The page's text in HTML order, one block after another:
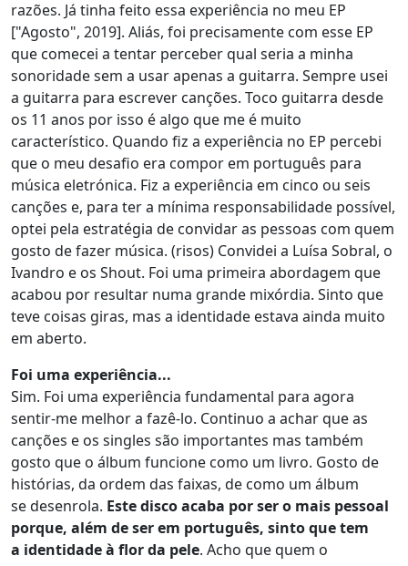
razões. Já tinha feito essa experiência no meu EP
["Agosto", 2019]. Aliás, foi precisamente com esse EP
que comecei a tentar perceber qual seria a minha
sonoridade sem a usar apenas a guitarra. Sempre usei
a guitarra para escrever canções. Toco guitarra desde
os 11 anos por isso é algo que me é muito
característico. Quando fiz a experiência no EP percebi
que o meu desafio era compor em português para
música eletrónica. Fiz a experiência em cinco ou seis
canções e, para ter a mínima responsabilidade possível,
optei pela estratégia de convidar as pessoas com quem
gosto de fazer música. (risos) Convidei a Luísa Sobral, o
Ivandro e os Shout. Foi uma primeira abordagem que
acabou por resultar numa grande mixórdia. Sinto que
teve coisas giras, mas a identidade estava ainda muito
em aberto.
Foi uma experiência...
Sim. Foi uma experiência fundamental para agora
sentir-me melhor a fazê-lo. Continuo a achar que as
canções e os singles são importantes mas também
gosto que o álbum funcione como um livro. Gosto de
histórias, da ordem das faixas, de como um álbum
se desenrola. Este disco acaba por ser o mais pessoal
porque, além de ser em português, sinto que tem
a identidade à flor da pele. Acho que quem o